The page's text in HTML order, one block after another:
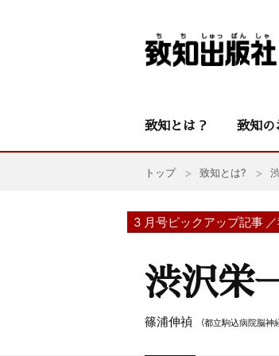
致知とは？ 致知の
トップ 致知とは?
3 月号ピックアップ記事
渋沢栄
篠浦伸禎 （都立駒込病院脳神